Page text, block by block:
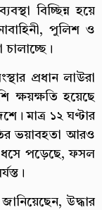
বিচ্ছিন্ন হয়ে
পুলিশ ও
চালাচ্ছে।
প্রধান লাউরা
ক্ষয়ক্ষতি হয়েছে
মাত্র ১২ ঘণ্টার
ভয়াবহতা আরও
ধসে পড়েছে, ফসল
উদ্ধার